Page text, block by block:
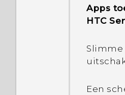
Apps
HTC
Slimme
Een